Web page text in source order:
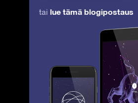
tai lue tämä blogipostaus